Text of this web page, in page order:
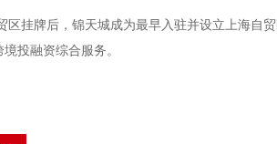
区挂牌后，锦天城成为最早入驻并设立上海自
投融资综合服务。